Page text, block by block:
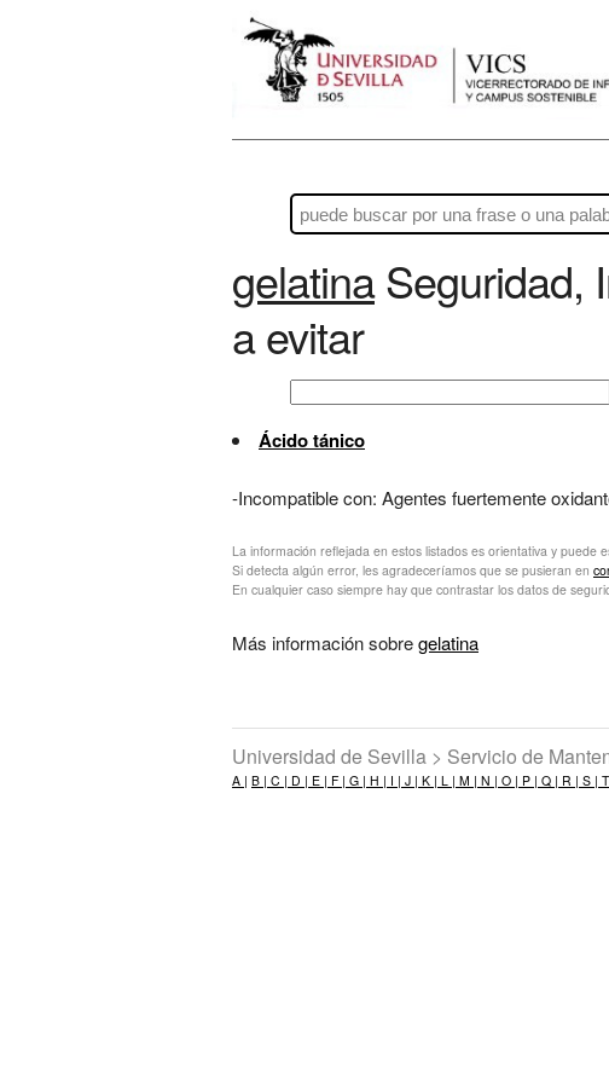
gelatinaSeguridad,
a evitar
Ácido tánico
-Incompatible con: Agentes fuertemente
La información reflejada en estos listados es orientativa y
Si detecta algún error, les agradeceríamos que se pusieran en
En cualquier caso siempre hay que contrastar los datos de
Más información sobregelatina
Universidad de Sevilla > Servicio de
A | B | C | D | E | F | G | H | I | J | K | L | M | N | O | P | Q | R | S |